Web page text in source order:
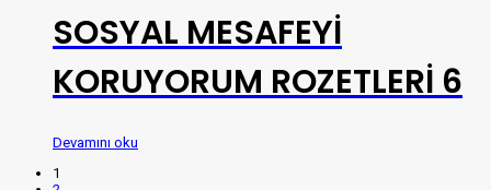
SOSYAL MESAFEYİ
KORUYORUM ROZETLERİ 6
Devamını oku
1